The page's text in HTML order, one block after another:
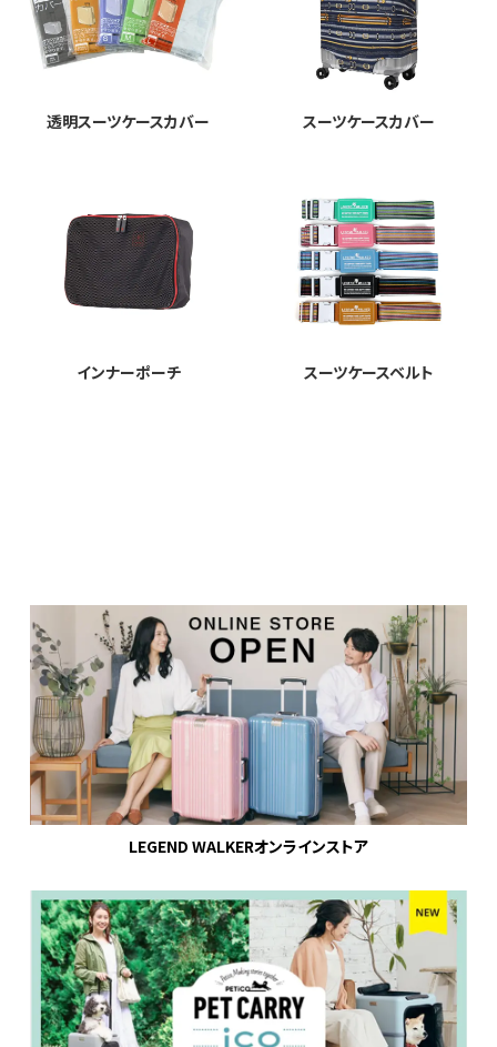
透明スーツケースカバー スーツケースカバー
インナーポーチ スーツケースベルト
LEGEND WALKERオンラインストア